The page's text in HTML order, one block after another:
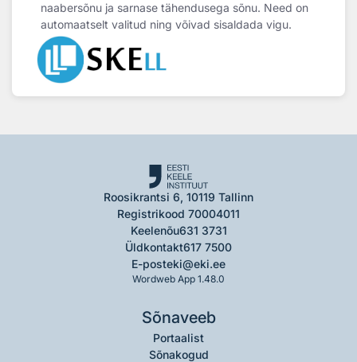
naabersõnu ja sarnase tähendusega sõnu. Need on
automaatselt valitud ning võivad sisaldada vigu.
Roosikrantsi 6, 10119 Tallinn
Registrikood 70004011
Keelenõu631 3731
Üldkontakt617 7500
E-posteki@eki.ee
Wordweb App 1.48.0
Sõnaveeb
Portaalist
Sõnakogud